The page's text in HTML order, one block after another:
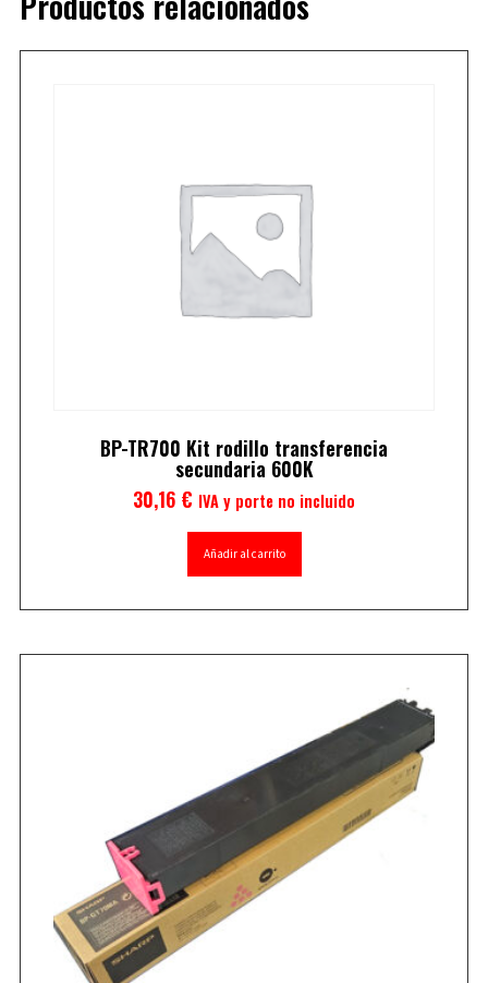
BP-TR700 Kit rodillo transferencia
secundaria 600K
30,16 € IVA y porte no incluido
Añadir al carrito